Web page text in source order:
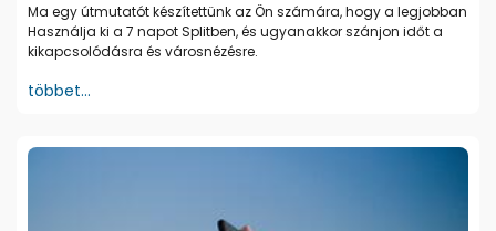
Ma egy útmutatót készítettünk az Ön számára, hogy a legjobban
Használja ki a 7 napot Splitben, és ugyanakkor szánjon időt a
kikapcsolódásra és városnézésre.
többet...